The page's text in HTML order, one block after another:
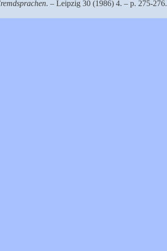
. – Leipzig 30 (1986) 4. – p. 275-276.